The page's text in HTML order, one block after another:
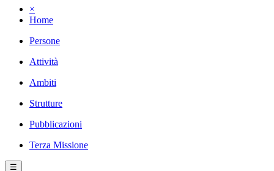
×
Home
Persone
Attività
Ambiti
Strutture
Pubblicazioni
Terza Missione
☰